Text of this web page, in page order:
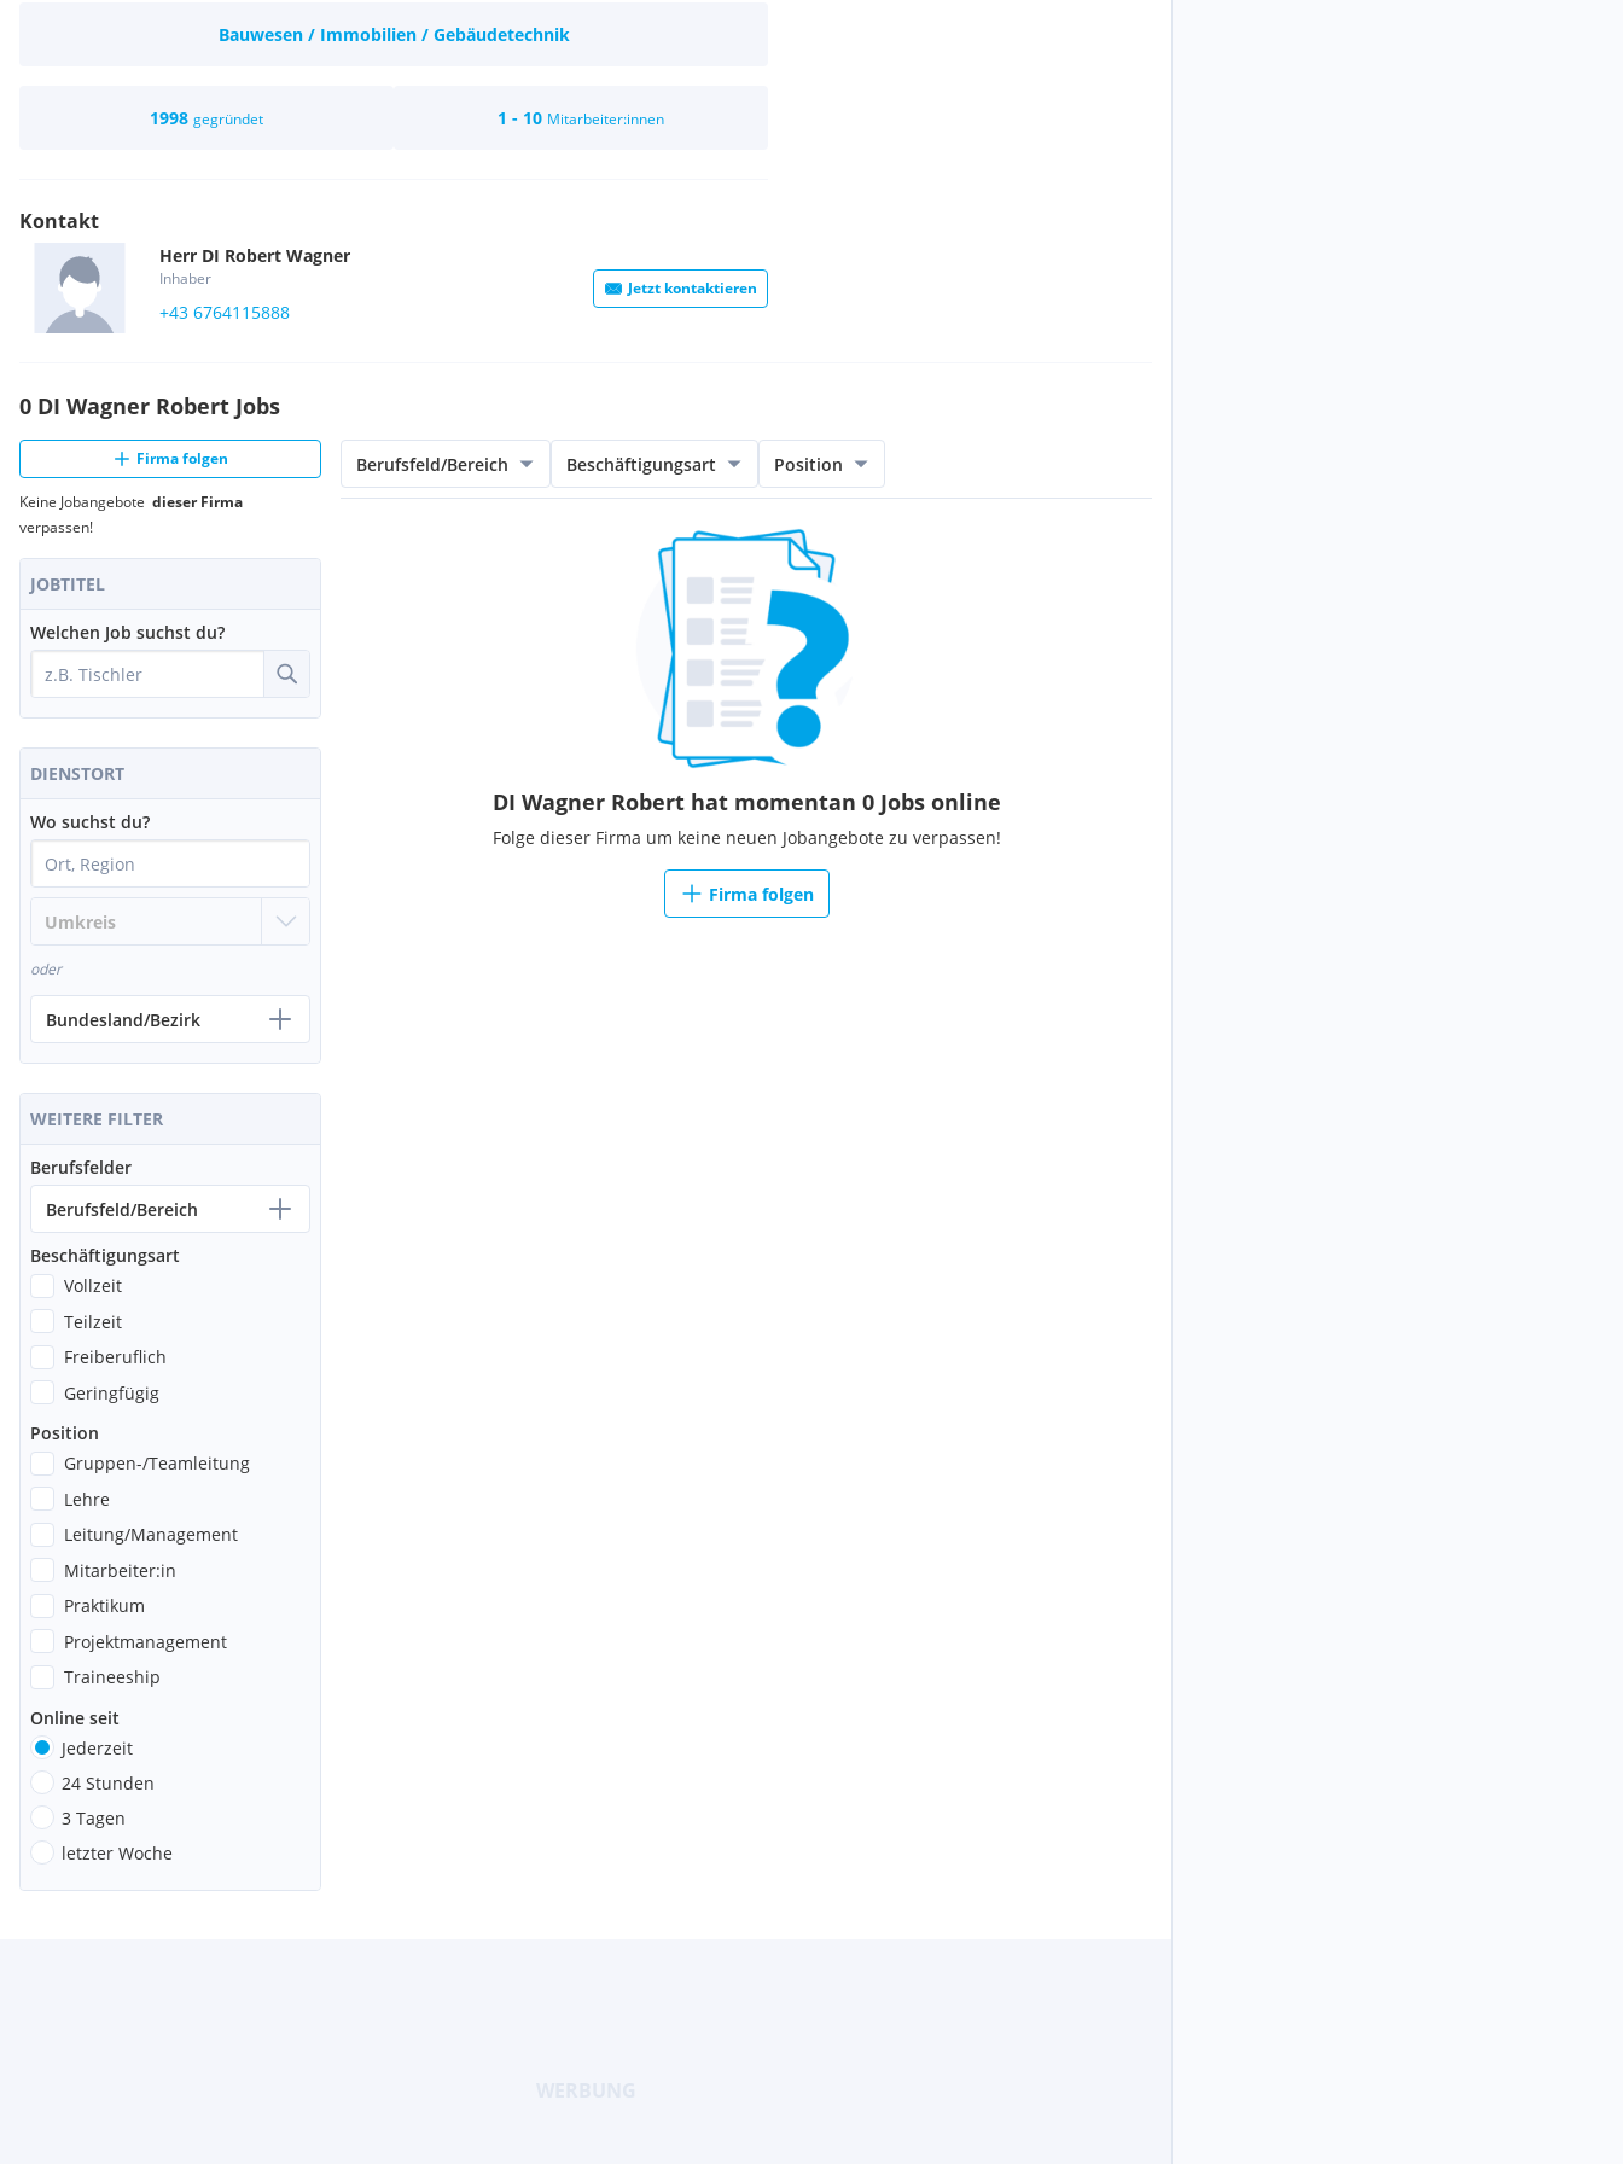
Bauwesen / Immobilien / Gebäudetechnik
1998 gegründet 1 - 10 Mitarbeiter:innen
Kontakt
Herr DI Robert Wagner
Inhaber
+43 6764115888
Jetzt kontaktieren
0 DI Wagner Robert Jobs
Firma folgen
Keine Jobangebote dieser Firma
verpassen!
JOBTITEL
Welchen Job suchst du?
DIENSTORT
Wo suchst du?
oder
Bundesland/Bezirk
WEITERE FILTER
Berufsfelder
Berufsfeld/Bereich
Beschäftigungsart
Vollzeit
Teilzeit
Freiberuflich
Geringfügig
Position
Gruppen-/Teamleitung
Lehre
Leitung/Management
Mitarbeiter:in
Praktikum
Projektmanagement
Traineeship
Online seit
Jederzeit
24 Stunden
3 Tagen
letzter Woche
Berufsfeld/Bereich Beschäftigungsart Position
DI Wagner Robert hat momentan 0 Jobs online
Folge dieser Firma um keine neuen Jobangebote zu verpassen!
Firma folgen